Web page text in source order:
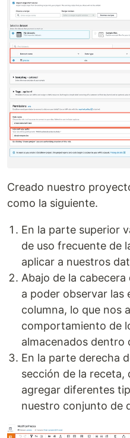
Creado nuestro
como la siguiente.
En la parte superior
de uso frecuente de
aplicar a nuestros
Abajo de la
a poder observar las
columna, lo que nos
comportamiento de
almacenados dentro
En la parte derecha
sección de la receta,
agregar diferentes
nuestro conjunto de